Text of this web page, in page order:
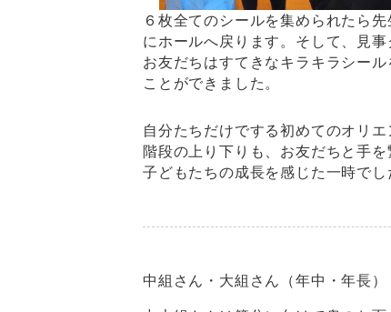
６枚全てのシールを集められたら先
にホールへ戻ります。そして、見事
お友だちはすてきなキラキラシール
ことができました。
自分たちだけでする初めてのオリエ
階段の上り下りも、お友だちと手
子どもたちの成長を感じた一時でし
中組さん・大組さん（年中・年長）